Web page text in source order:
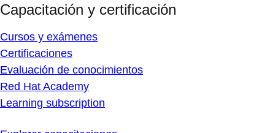
Capacitación y certificación
Cursos y exámenes
Certificaciones
Evaluación de conocimientos
Red Hat Academy
Learning subscription